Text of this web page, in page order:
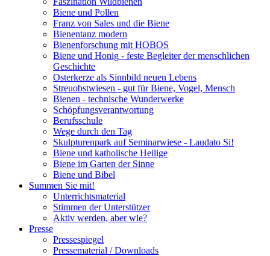
Biene und Pollen
Franz von Sales und die Biene
Bienentanz modern
Bienenforschung mit HOBOS
Biene und Honig - feste Begleiter der menschlichen
Geschichte
Osterkerze als Sinnbild neuen Lebens
Streuobstwiesen - gut für Biene, Vogel, Mensch
Bienen - technische Wunderwerke
Schöpfungsverantwortung
Berufsschule
Wege durch den Tag
Skulpturenpark auf Seminarwiese - Laudato Si!
Biene und katholische Heilige
Biene im Garten der Sinne
Biene und Bibel
Summen Sie mit!
Unterrichtsmaterial
Stimmen der Unterstützer
Aktiv werden, aber wie?
Presse
Pressespiegel
Pressematerial / Downloads